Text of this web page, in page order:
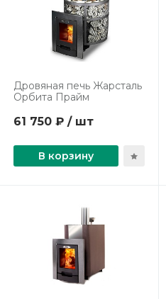
Дровяная печь Жарсталь
Орбита Прайм
61 750 ₽ / шт
В корзину